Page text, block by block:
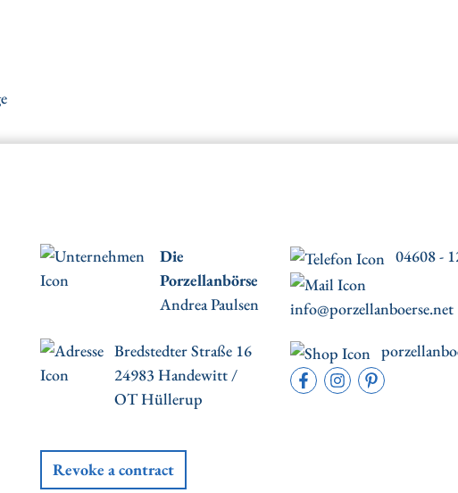
Die
Porzellanbörse
Andrea Paulsen
04608 -
info@porzellanboerse.net
Bredstedter Straße 16
24983 Handewitt /
OT Hüllerup
Revoke a contract